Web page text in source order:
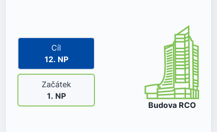
Cíl
12. NP
Začátek
1. NP
Budova RCO